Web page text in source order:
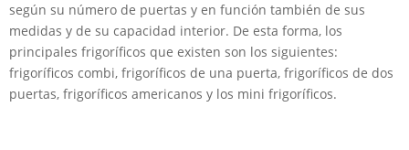
según su número de puertas y en función también de sus
medidas y de su capacidad interior. De esta forma, los
principales frigoríficos que existen son los siguientes:
frigoríficos combi, frigoríficos de una puerta, frigoríficos de dos
puertas, frigoríficos americanos y los mini frigoríficos.